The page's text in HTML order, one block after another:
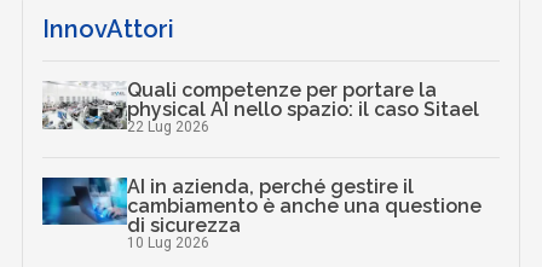
InnovAttori
Quali competenze per portare la
physical AI nello spazio: il caso Sitael
22 Lug 2026
AI in azienda, perché gestire il
cambiamento è anche una questione
di sicurezza
10 Lug 2026